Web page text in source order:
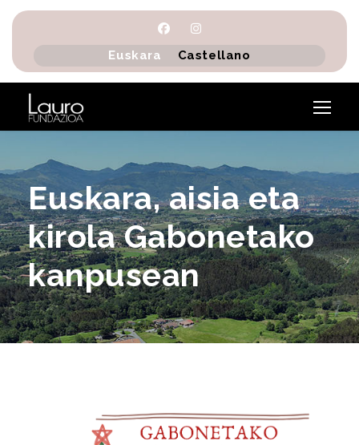
Euskara Castellano
Euskara, aisia eta
kirola Gabonetako
kanpusean